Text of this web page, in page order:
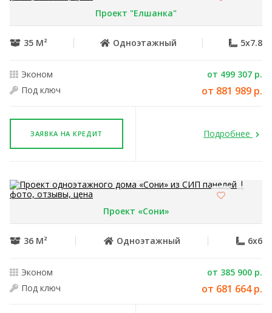
Проект "Елшанка"
35 М² Одноэтажный 5x7.8
Эконом
от 499 307 р.
Под ключ
от 881 989 р.
ЗАЯВКА НА КРЕДИТ Подробнее
Проект «Сони»
36 М² Одноэтажный 6x6
Эконом
от 385 900 р.
Под ключ
от 681 664 р.